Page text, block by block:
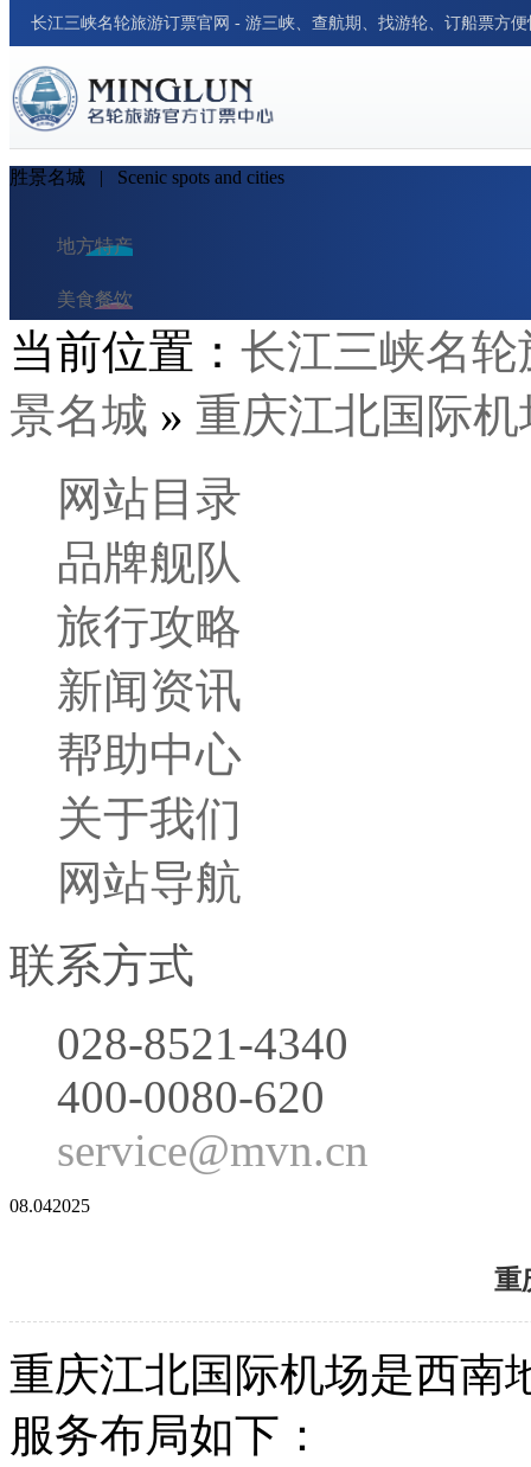
长江三峡名轮旅游订票官网 - 游三峡、查航期、找游轮、订船票方
胜景名城 | Scenic spots and cities
地方特产
美食餐饮
民俗风情
交通出行
旅行笔记
旅行小贴士
胜景名城
行程攻略
当前位置： 长江三峡名
景名城 » 重庆江北国际机
网站目录
品牌舰队
旅行攻略
新闻资讯
帮助中心
关于我们
网站导航
联系方式
028-8521-4340
400-0080-620
service@mvn.cn
08.042025
重
重庆江北国际机场是西南
服务布局如下：